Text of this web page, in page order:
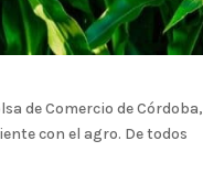
de Comercio de Córdoba,
con el agro. De todos